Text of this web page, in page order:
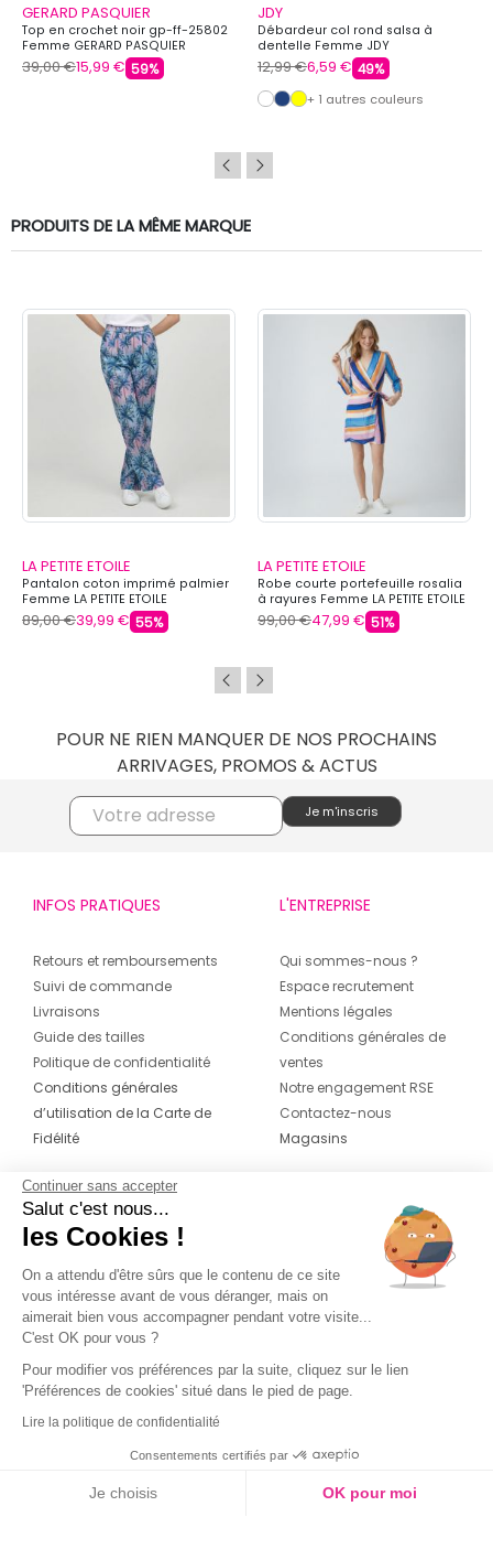
GERARD PASQUIER
Top en crochet noir gp-ff-25802
Femme GERARD PASQUIER
39,00 €15,99 € 59%
JDY
Débardeur col rond salsa à
dentelle Femme JDY
12,99 €6,59 € 49%
+ 1 autres couleurs
PRODUITS DE LA MÊME MARQUE
LA PETITE ETOILE
Pantalon coton imprimé palmier
Femme LA PETITE ETOILE
89,00 €39,99 € 55%
LA PETITE ETOILE
Robe courte portefeuille rosalia
à rayures Femme LA PETITE ETOILE
99,00 €47,99 € 51%
POUR NE RIEN MANQUER DE NOS PROCHAINS
ARRIVAGES, PROMOS & ACTUS
INFOS PRATIQUES
Retours et remboursements
Suivi de commande
Livraisons
Guide des tailles
Politique de confidentialité
Conditions générales
d’utilisation de la Carte de
Fidélité
L'ENTREPRISE
Qui sommes-nous ?
Espace recrutement
Mentions légales
Conditions générales de
ventes
Notre engagement RSE
Contactez-nous
Magasins
CONTACT
04 42 20 78 42
Du lundi au jeudi de 8h30 à 16h30 & le
vendredi de 8h30 à 15h30
Continuer sans accepter
Salut c'est nous...
les Cookies !
On a attendu d'être sûrs que le contenu de ce site
vous intéresse avant de vous déranger, mais on
aimerait bien vous accompagner pendant votre visite...
C'est OK pour vous ?
Pour modifier vos préférences par la suite, cliquez sur le lien
'Préférences de cookies' situé dans le pied de page.
Lire la politique de confidentialité
Consentements certifiés par
Je choisis OK pour moi